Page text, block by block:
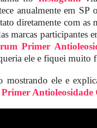
anualmente em SP
diretamente com as
marcas participantes
Primer
ele e fiquei muito
mostrando ele e
Antioleosidade